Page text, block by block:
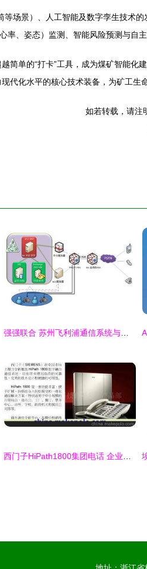
场景）、人工智能及数字孪生技术
率、姿态）监测、智能风险预测与自
简单的“打卡”工具，成为煤矿智能
代化水平的核心技术装备，为矿工生
如若转载，请注